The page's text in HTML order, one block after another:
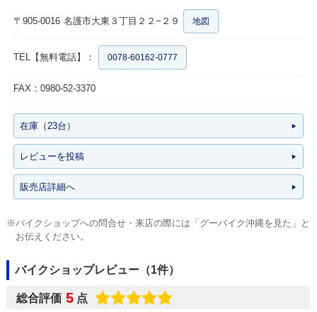
〒905-0016 名護市大東３丁目２２−２９ 地図
TEL【無料電話】： 0078-60162-0777
FAX：0980-52-3370
在庫（23台）
レビューを投稿
販売店詳細へ
※バイクショップへの問合せ・来店の際には「グーバイク沖縄を見た」と
お伝えください。
バイクショップレビュー（1件）
総合評価 5 点